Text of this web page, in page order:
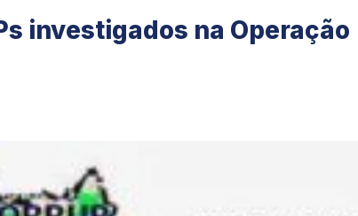
investigados na Operação